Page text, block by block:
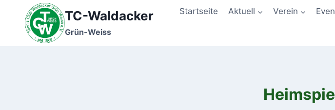
springen
TC-Waldacker
Grün-Weiss
Startseite Aktuell Verein